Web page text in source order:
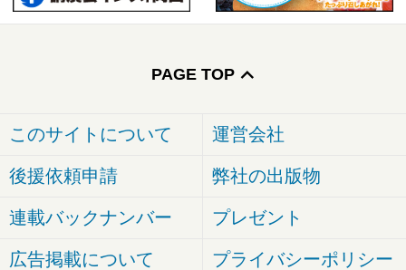
PAGE TOP
このサイトについて 運営会社
後援依頼申請 弊社の出版物
連載バックナンバー プレゼント
広告掲載について プライバシーポリシー